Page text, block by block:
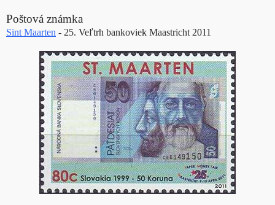
Poštová známka
Sint Maarten - 25. Veľtrh bankoviek Maastricht 2011